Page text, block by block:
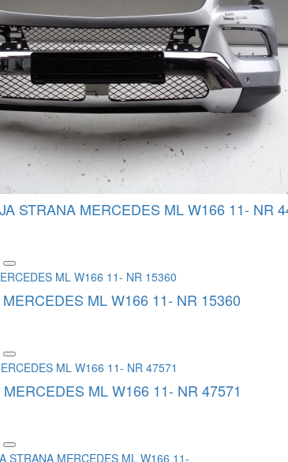
STRANA MERCEDES ML W166 11- NR
ML W166 11- NR 15360
ML W166 11- NR 47571